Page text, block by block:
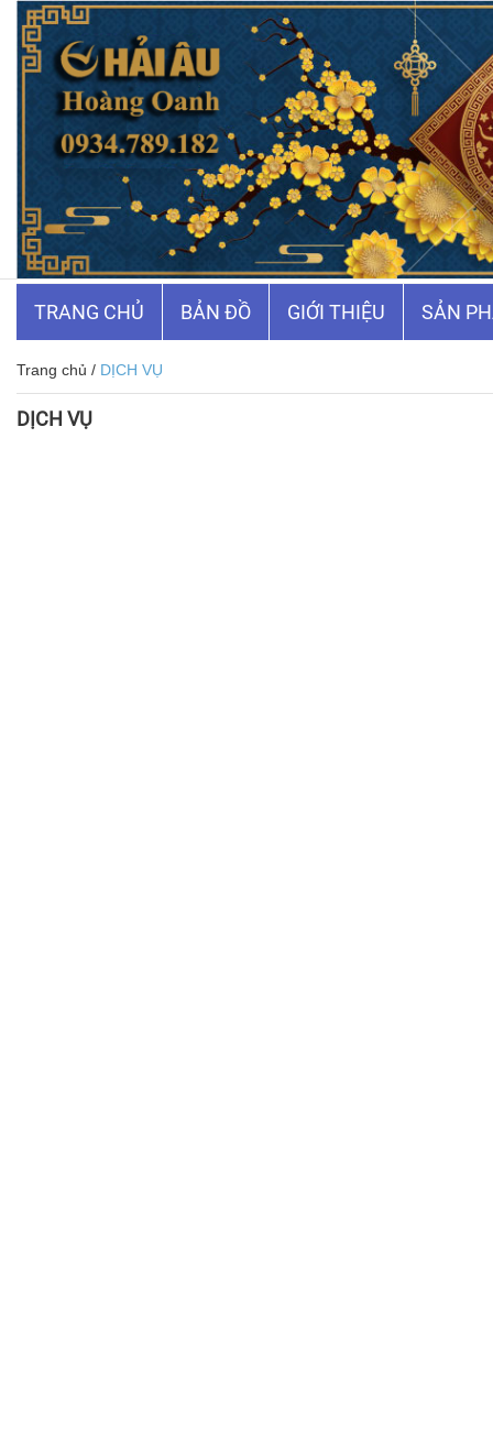
☰
TRANG CHỦ BẢN ĐỒ GIỚI THIỆU SẢN
Trang chủ / DỊCH VỤ
DỊCH VỤ